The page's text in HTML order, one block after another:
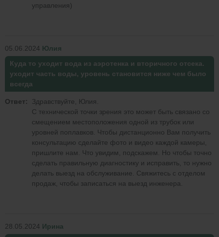
управления)
05.06.2024 Юлия
Куда то уходит вода из аэротенка и вторичного отсека.
уходит часть воды, уровень становится ниже чем было
всегда
Ответ:
Здравствуйте, Юлия.
С технической точки зрения это может быть связано со
смещением местоположения одной из трубок или
уровней поплавков. Чтобы дистанционно Вам получить
консультацию сделайте фото и видео каждой камеры,
пришлите нам. Что увидим, подскажем. Но чтобы точно
сделать правильную диагностику и исправить, то нужно
делать выезд на обслуживание. Свяжитесь с отделом
продаж, чтобы записаться на выезд инженера.
28.05.2024 Ирина